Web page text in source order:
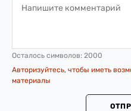
Осталось символов: 2000
Авторизуйтесь, чтобы иметь
материалы